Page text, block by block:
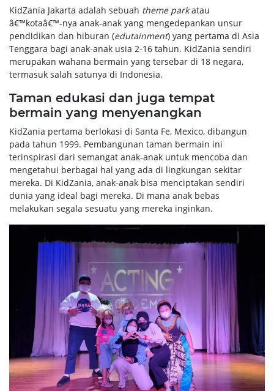
KidZania Jakarta adalah sebuah theme parkatau
â€™kotaâ€™-nya anak-anak yang mengedepankan unsur
pendidikan dan hiburan (edutainment) yang pertama di Asia
Tenggara bagi anak-anak usia 2-16 tahun. KidZania sendiri
merupakan wahana bermain yang tersebar di 18 negara,
termasuk salah satunya di Indonesia.
Taman edukasi dan juga tempat
bermain yang menyenangkan
KidZania pertama berlokasi di Santa Fe, Mexico, dibangun
pada tahun 1999. Pembangunan taman bermain ini
terinspirasi dari semangat anak-anak untuk mencoba dan
mengetahui berbagai hal yang ada di lingkungan sekitar
mereka. Di KidZania, anak-anak bisa menciptakan sendiri
dunia yang ideal bagi mereka. Di mana anak bebas
melakukan segala sesuatu yang mereka inginkan.